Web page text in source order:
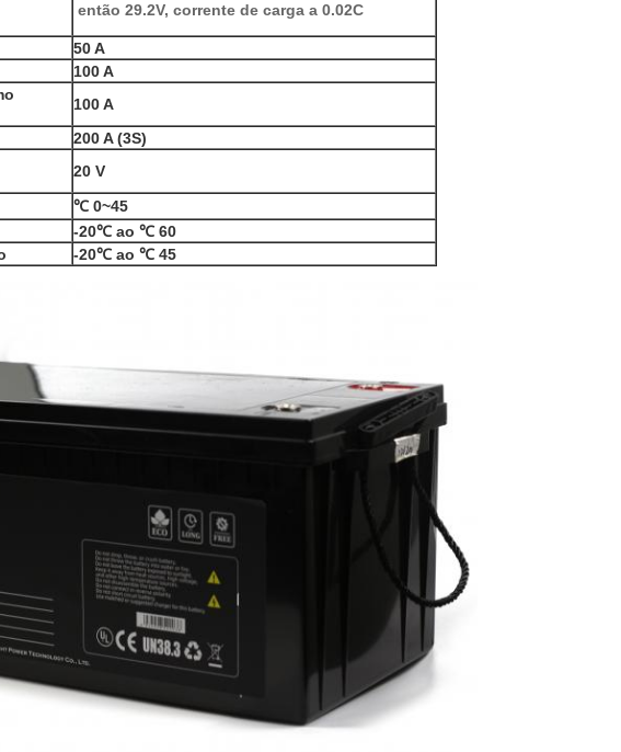
então 29.2V, corrente de carga a 0.02C
50 A
100 A
100 A
200 A (3S)
20 V
℃ 0~45
-20℃ ao ℃ 60
-20℃ ao ℃ 45